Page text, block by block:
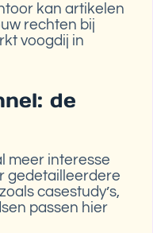
kan artikelen
rechten bij
voogdij in
de
meer interesse
gedetailleerdere
casestudy’s,
passen hier